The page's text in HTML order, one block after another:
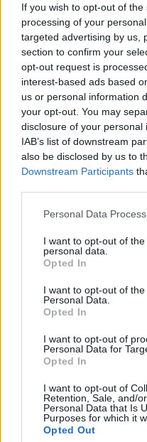
If you wish to opt-out of
processing of your
targeted advertising by us,
section to confirm your
opt-out request is
interest-based ads based
us or personal information
your opt-out. You may
disclosure of your
IAB’s list of downstream
also be disclosed by us to
Downstream Participants
Please note that this
not limited to your visit or
grant or deny consent to
use your data for below
consent section.
Personal Data
I want to opt-out of
personal data.
Opted In
I want to opt-out of
Personal Data.
Opted In
I want to opt-out of
Personal Data for
Opted In
I want to opt-out of
Retention, Sale, and/
Personal Data that Is
Purposes for which it
Opted Out
És most eláruljuk
akinek hamarosan
ajándékcsomagot!
Balláné Tóth Katalin
pályázott.
Berkesné Kovács Anett
ceruzatartót is készített.